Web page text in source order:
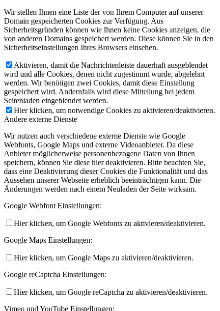
Wir stellen Ihnen eine Liste der von Ihrem Computer auf unserer
Domain gespeicherten Cookies zur Verfügung. Aus
Sicherheitsgründen können wie Ihnen keine Cookies anzeigen, die
von anderen Domains gespeichert werden. Diese können Sie in den
Sicherheitseinstellungen Ihres Browsers einsehen.
Aktivieren, damit die Nachrichtenleiste dauerhaft ausgeblendet
wird und alle Cookies, denen nicht zugestimmt wurde, abgelehnt
werden. Wir benötigen zwei Cookies, damit diese Einstellung
gespeichert wird. Andernfalls wird diese Mitteilung bei jedem
Seitenladen eingeblendet werden.
Hier klicken, um notwendige Cookies zu aktivieren/deaktivieren.
Andere externe Dienste
Wir nutzen auch verschiedene externe Dienste wie Google
Webfonts, Google Maps und externe Videoanbieter. Da diese
Anbieter möglicherweise personenbezogene Daten von Ihnen
speichern, können Sie diese hier deaktivieren. Bitte beachten Sie,
dass eine Deaktivierung dieser Cookies die Funktionalität und das
Aussehen unserer Webseite erheblich beeinträchtigen kann. Die
Änderungen werden nach einem Neuladen der Seite wirksam.
Google Webfont Einstellungen:
Hier klicken, um Google Webfonts zu aktivieren/deaktivieren.
Google Maps Einstellungen:
Hier klicken, um Google Maps zu aktivieren/deaktivieren.
Google reCaptcha Einstellungen:
Hier klicken, um Google reCaptcha zu aktivieren/deaktivieren.
Vimeo und YouTube Einstellungen: